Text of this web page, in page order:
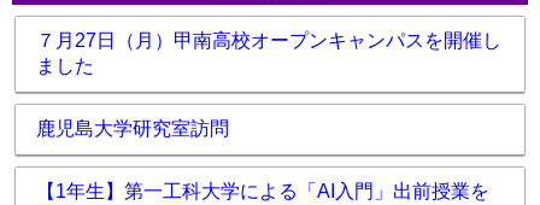
７月27日（月）甲南高校オープンキャンパスを開催し
ました
鹿児島大学研究室訪問
【1年生】第一工科大学による「AI入門」出前授業を